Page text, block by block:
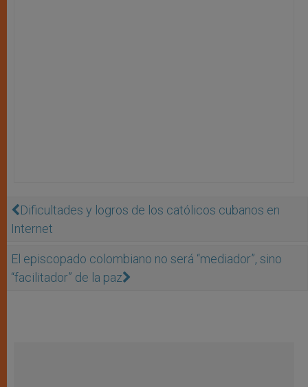
Dificultades y logros de los católicos cubanos en
Internet
El episcopado colombiano no será “mediador”, sino
“facilitador” de la paz